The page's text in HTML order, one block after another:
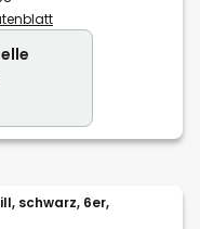
schwarz, 6er,